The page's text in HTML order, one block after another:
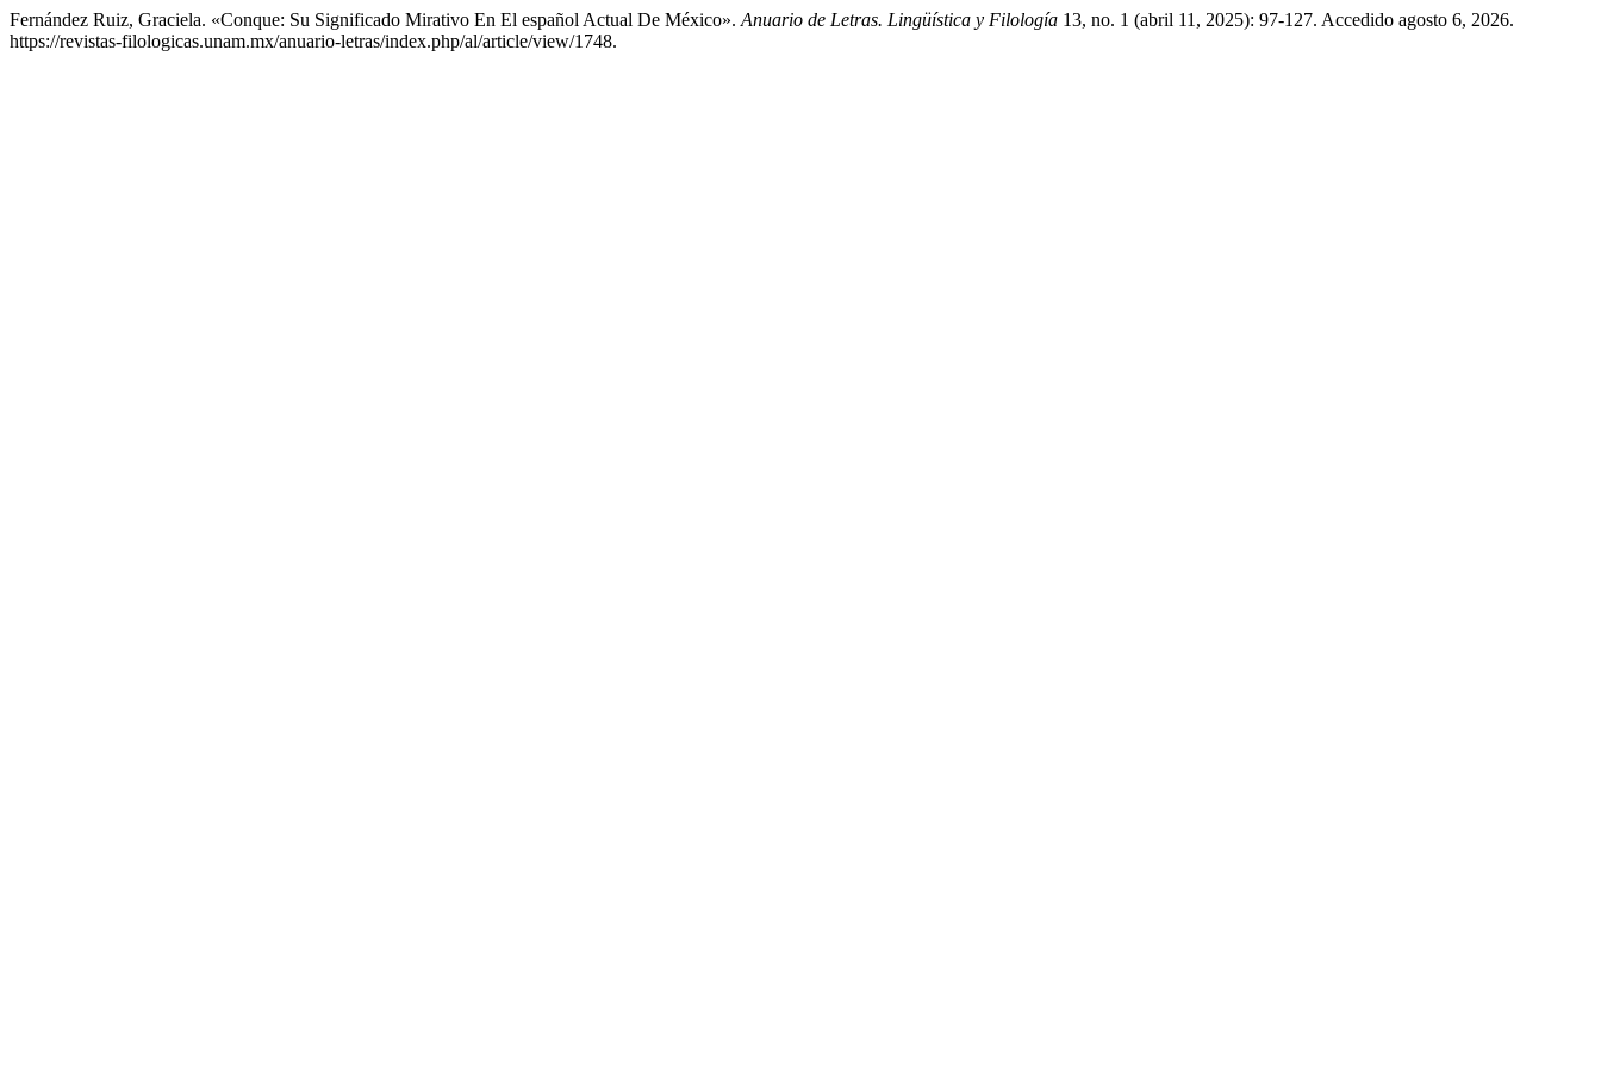
Fernández Ruiz, Graciela. «Conque: Su Significado Mirativo En El español Actual De México». Anuario de Letras. Lingüística y Filología 13, no. 1 (abril 11, 2025): 97-127. Accedido agosto 6, 2026.
https://revistas-filologicas.unam.mx/anuario-letras/index.php/al/article/view/1748.